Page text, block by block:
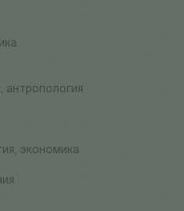
антропология
экономика